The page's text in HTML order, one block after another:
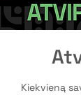
Kiekvieną